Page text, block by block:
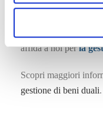
Ti interessa questo
Visita il nostro sito o
affida a noi perla
Scopri maggiori
gestione di beni duali.